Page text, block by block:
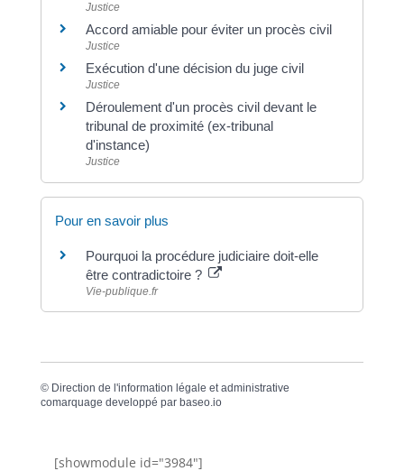
Justice
Accord amiable pour éviter un procès civil
Justice
Exécution d'une décision du juge civil
Justice
Déroulement d'un procès civil devant le
tribunal de proximité (ex-tribunal
d'instance)
Justice
Pour en savoir plus
Pourquoi la procédure judiciaire doit-elle
être contradictoire ?
Vie-publique.fr
© Direction de l'information légale et administrative
comarquage developpé par baseo.io
[showmodule id="3984"]